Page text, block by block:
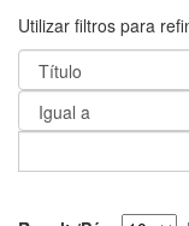
Utilizar filtros para